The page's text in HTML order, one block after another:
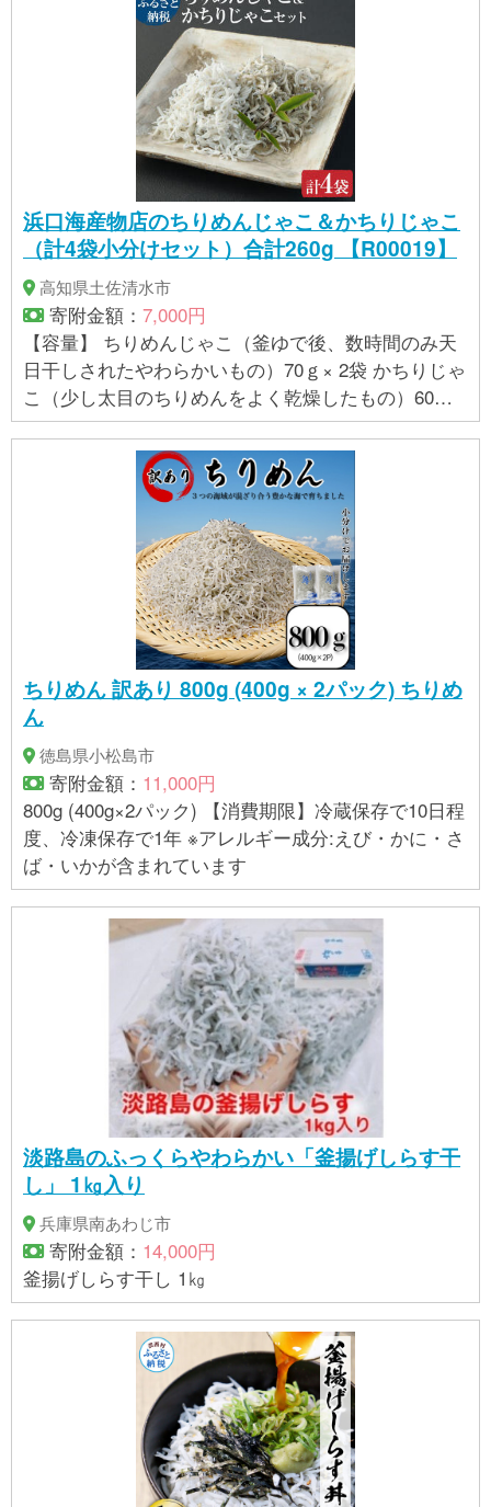
浜口海産物店のちりめんじゃこ＆かちりじゃこ
（計4袋小分けセット）合計260g 【R00019】
高知県土佐清水市
寄附金額： 7,000円
【容量】 ちりめんじゃこ（釜ゆで後、数時間のみ天
日干しされたやわらかいもの）70ｇ× 2袋 かちりじゃ
こ（少し太目のちりめんをよく乾燥したもの）60ｇ×
2袋 ※じゃこの種類についてご希望があれば変更可能
です。 【賞味期限】 出荷日より冷凍で30日程度
ちりめん 訳あり 800g (400g × 2パック) ちりめ
ん
徳島県小松島市
寄附金額： 11,000円
800g (400g×2パック) 【消費期限】冷蔵保存で10日程
度、冷凍保存で1年 ※アレルギー成分:えび・かに・さ
ば・いかが含まれています
淡路島のふっくらやわらかい「釜揚げしらす干
し」 1㎏入り
兵庫県南あわじ市
寄附金額： 14,000円
釜揚げしらす干し 1㎏